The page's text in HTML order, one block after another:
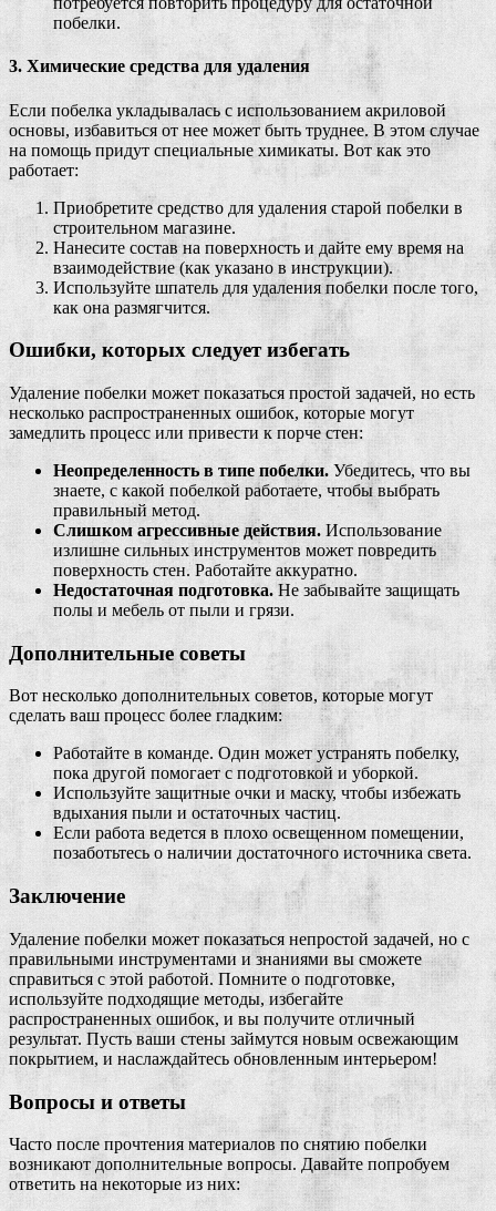
побелки.
3. Химические средства для удаления
Если побелка укладывалась с использованием акриловой
основы, избавиться от нее может быть труднее. В этом случае
на помощь придут специальные химикаты. Вот как это
работает:
Приобретите средство для удаления старой побелки в
строительном магазине.
Нанесите состав на поверхность и дайте ему время на
взаимодействие (как указано в инструкции).
Используйте шпатель для удаления побелки после того,
как она размягчится.
Ошибки, которых следует избегать
Удаление побелки может показаться простой задачей, но есть
несколько распространенных ошибок, которые могут
замедлить процесс или привести к порче стен:
Неопределенность в типе побелки. Убедитесь, что вы
знаете, с какой побелкой работаете, чтобы выбрать
правильный метод.
Слишком агрессивные действия. Использование
излишне сильных инструментов может повредить
поверхность стен. Работайте аккуратно.
Недостаточная подготовка.Не забывайте защищать
полы и мебель от пыли и грязи.
Дополнительные советы
Вот несколько дополнительных советов, которые могут
сделать ваш процесс более гладким:
Работайте в команде. Один может устранять побелку,
пока другой помогает с подготовкой и уборкой.
Используйте защитные очки и маску, чтобы избежать
вдыхания пыли и остаточных частиц.
Если работа ведется в плохо освещенном помещении,
позаботьтесь о наличии достаточного источника света.
Заключение
Удаление побелки может показаться непростой задачей, но с
правильными инструментами и знаниями вы сможете
справиться с этой работой. Помните о подготовке,
используйте подходящие методы, избегайте
распространенных ошибок, и вы получите отличный
результат. Пусть ваши стены займутся новым освежающим
покрытием, и наслаждайтесь обновленным интерьером!
Вопросы и ответы
Часто после прочтения материалов по снятию побелки
возникают дополнительные вопросы. Давайте попробуем
ответить на некоторые из них: